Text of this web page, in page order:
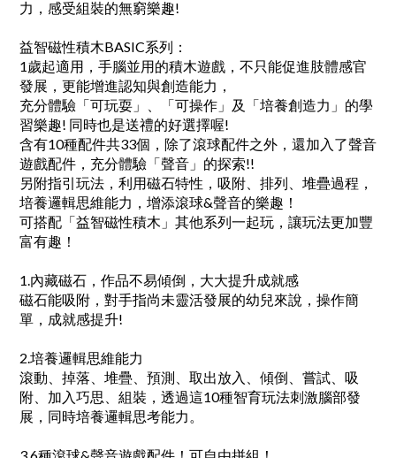
力，感受組裝的無窮樂趣!
益智磁性積木BASIC系列：
1歲起適用，手腦並用的積木遊戲，不只能促進肢體感官
發展，更能增進認知與創造能力，
充分體驗「可玩耍」、「可操作」及「培養創造力」的學
習樂趣! 同時也是送禮的好選擇喔!
含有10種配件共33個，除了滾球配件之外，還加入了聲音
遊戲配件，充分體驗「聲音」的探索!!
另附指引玩法，利用磁石特性，吸附、排列、堆疊過程，
培養邏輯思維能力，增添滾球&聲音的樂趣！
可搭配「益智磁性積木」其他系列一起玩，讓玩法更加豐
富有趣！
1.內藏磁石，作品不易傾倒，大大提升成就感
磁石能吸附，對手指尚未靈活發展的幼兒來說，操作簡
單，成就感提升!
2.培養邏輯思維能力
滾動、掉落、堆疊、預測、取出放入、傾倒、嘗試、吸
附、加入巧思、組裝，透過這10種智育玩法刺激腦部發
展，同時培養邏輯思考能力。